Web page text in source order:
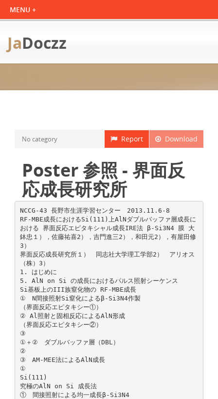
JaDoczz
Download
Report
No category
Poster 参照 - 界面反
応成長研究所
NCCG-43 長野市生涯学習センター 2013.11.6-8
RF-MBE成長におけるSi(111)上AlNダブルバッファ層成長に
おける 界面反応エピタキシャル成長IRE法 β-Si3N4 膜 大
鉢忠１），佐藤祐喜2），吉門進三2），和田元2），有屋田修
3）
界面反応成長研究所１） 同志社大学理工学部2） アリオス
（株）3）
1. はじめに
5. AlN on Si の成長におけるパルス照射シーケンス
Si基板上のIII族窒化物の RF-MBE成長
① N間接照射Si窒化によるβ-Si3N4作製
（界面反応エピタキシー①）
② Al照射と固相反応によるAlN形成
（界面反応エピタキシー②）
③
①＋② ダブルバッファ層（DBL）
②
③ AM-MEE法によるAlN成長
①
Si(111)
究極のAlN on Si 成長法
① 間接照射による均一成長β-Si3N4